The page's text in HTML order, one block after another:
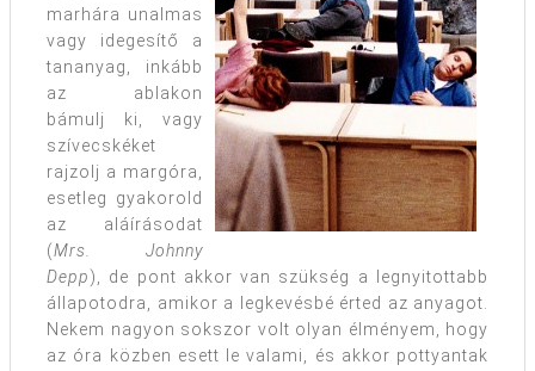
marhára unalmas
vagy idegesítő a
tananyag, inkább
az ablakon
bámulj ki, vagy
szívecskéket
rajzolj a margóra,
esetleg gyakorold
az aláírásodat
(Mrs. Johnny
Depp), de pont akkor van szükség a legnyitottabb
állapotodra, amikor a legkevésbé érted az anyagot.
Nekem nagyon sokszor volt olyan élményem, hogy
az óra közben esett le valami, és akkor pottyantak